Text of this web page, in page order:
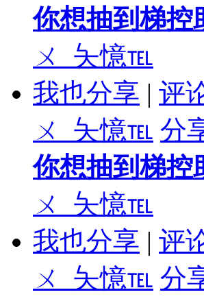
你想抽到梯控
ㄨ_夨憶℡
我也分享 | 评
ㄨ_夨憶℡ 分
你想抽到梯控
ㄨ_夨憶℡
我也分享 | 评
ㄨ_夨憶℡ 分